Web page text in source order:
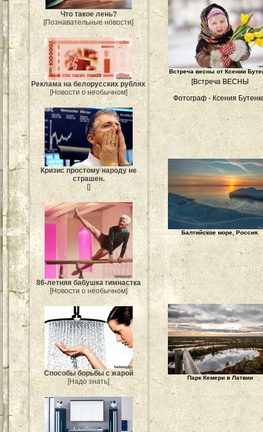
Что такое лень?
[Познавательные новости]
Реклама на белорусских рублях
[Новости о необычном]
Кризис простому народу не
страшен.
[]
86-летняя бабушка гимнастка
[Новости о необычном]
Способы борьбы с жарой
[Надо знать]
Встреча весны от Ксении
[Встреча ВЕСНЫ
Фотограф - Ксения
Балтийское море, Россия.
Парк Кемери в Латвии